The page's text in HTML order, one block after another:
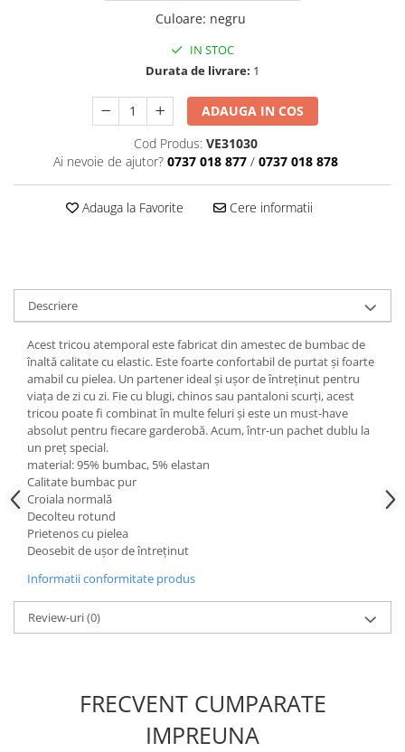
Culoare: negru
IN STOC
Durata de livrare: 1
ADAUGA IN COS
Cod Produs: VE31030
Ai nevoie de ajutor? 0737 018 877 / 0737 018 878
Adauga la Favorite Cere informatii
Descriere
Acest tricou atemporal este fabricat din amestec de bumbac de
înaltă calitate cu elastic. Este foarte confortabil de purtat și foarte
amabil cu pielea. Un partener ideal și ușor de întreținut pentru
viața de zi cu zi. Fie cu blugi, chinos sau pantaloni scurți, acest
tricou poate fi combinat în multe feluri și este un must-have
absolut pentru fiecare garderobă. Acum, într-un pachet dublu la
un preț special.
material: 95% bumbac, 5% elastan
Calitate bumbac pur
Croiala normală
Decolteu rotund
Prietenos cu pielea
Deosebit de ușor de întreținut
Informatii conformitate produs
Review-uri(0)
FRECVENT CUMPARATE
IMPREUNA